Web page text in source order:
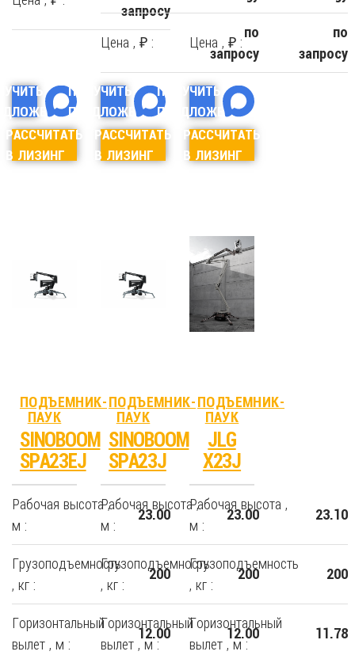
запросу
РАССЧИТАТЬ
В ЛИЗИНГ
Цена , ₽ :
по
запросу
ПОЛУЧИТЬ
ПРЕДЛОЖЕНИЕ
РАССЧИТАТЬ
В ЛИЗИНГ
Цена , ₽ :
по
запросу
ПОЛУЧИТЬ
ПРЕДЛОЖЕНИЕ
РАССЧИТАТЬ
В ЛИЗИНГ
ПОДЪЕМНИК-
ПАУК
SINOBOOM
SPA23EJ
Рабочая высота ,
м :
23.00
Грузоподъемность
, кг :
200
Горизонтальный
вылет , м :
12.00
ПОДЪЕМНИК-
ПАУК
SINOBOOM
SPA23J
Рабочая высота ,
м :
23.00
Грузоподъемность
, кг :
200
Горизонтальный
вылет , м :
12.00
ПОДЪЕМНИК-
ПАУК
JLG
X23J
Рабочая высота ,
м :
23.10
Грузоподъемность
, кг :
200
Горизонтальный
вылет , м :
11.78